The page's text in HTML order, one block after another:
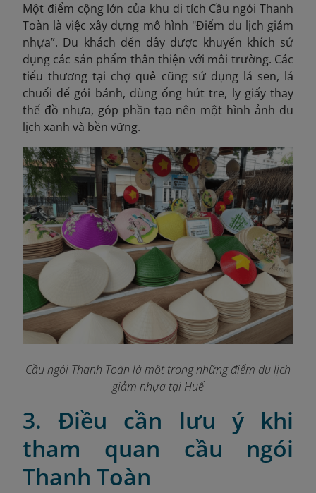
Một điểm cộng lớn của khu di tích Cầu ngói Thanh
Toàn là việc xây dựng mô hình "Điểm du lịch giảm
nhựa”. Du khách đến đây được khuyến khích sử
dụng các sản phẩm thân thiện với môi trường. Các
tiểu thương tại chợ quê cũng sử dụng lá sen, lá
chuối để gói bánh, dùng ống hút tre, ly giấy thay
thế đồ nhựa, góp phần tạo nên một hình ảnh du
lịch xanh và bền vững.
Cầu ngói Thanh Toàn là một trong những điểm du lịch
giảm nhựa tại Huế
3. Điều cần lưu ý khi
tham quan cầu ngói
Thanh Toàn